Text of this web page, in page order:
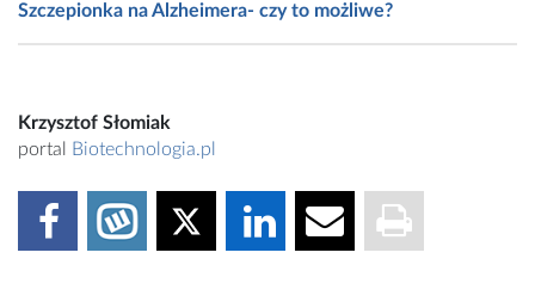
Szczepionka na Alzheimera- czy to możliwe?
Krzysztof Słomiak
portal
Biotechnologia.pl